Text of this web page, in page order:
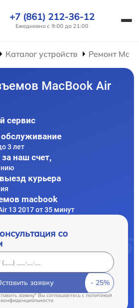
+7 (861) 212-36-12
Ежедневно с 9:00 до 21:00
Каталог устройств Ремонт
MacBook Air
сервис
обслуживание
3 лет
наш счет,
курьера
macbook
13 2017 от 35 минут
со
заявку
заявку" Вы соглашаетесь cполитикой
конфиденциальности